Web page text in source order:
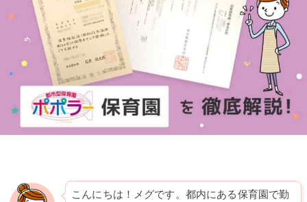
こんにちは！メグです。都内にある保育園で勤